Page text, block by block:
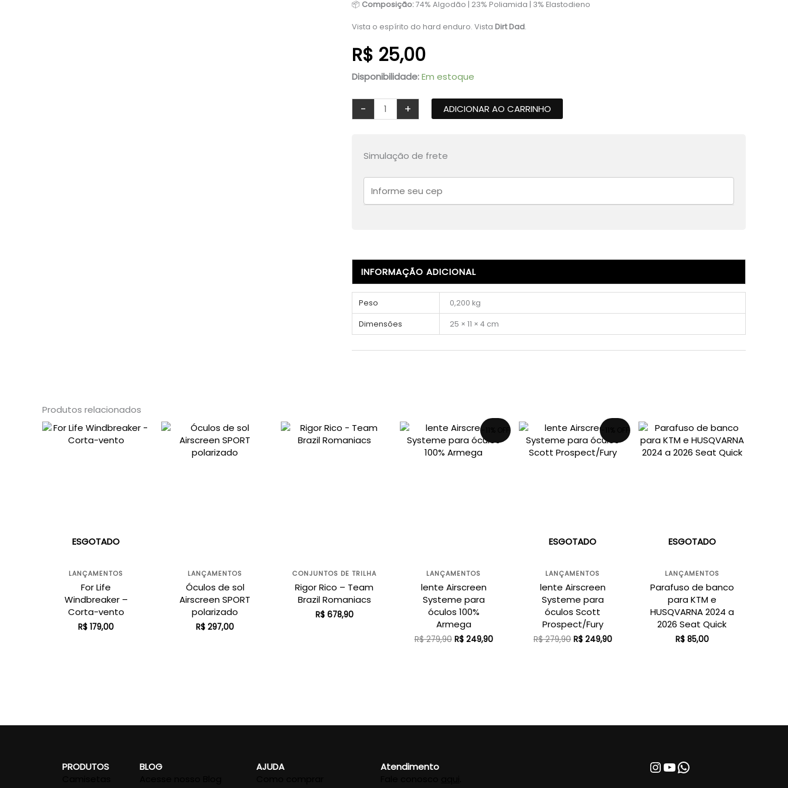
📦 Composição:74% Algodão | 23% Poliamida | 3% Elastodieno
Vista o espírito do hard enduro. Vista Dirt Dad.
R$ 25,00
Disponibilidade:Em estoque
-
Hard
Preta
Rosa
quantidade
+ ADICIONAR AO CARRINHO
Simulação de frete
INFORMAÇÃO ADICIONAL
Peso 0,200 kg
Dimensões 25 × 11 × 4 cm
Produtos relacionados
ESGOTADO
LANÇAMENTOS
For Life
Windbreaker –
Corta-vento
R$ 179,00
LANÇAMENTOS
Óculos de sol
Airscreen SPORT
polarizado
R$ 297,00
CONJUNTOS DE TRILHA
Rigor Rico – Team
Brazil Romaniacs
R$678,90
-11% OFF
LANÇAMENTOS
lente Airscreen
Systeme para
óculos 100%
Armega
R$279,90 O
R$249,90O
-11% OFF
ESGOTADO
LANÇAMENTOS
lente Airscreen
Systeme para
óculos Scott
Prospect/Fury
R$279,90 O
R$249,90O
ESGOTADO
LANÇAMENTOS
Parafuso de banco
para KTM e
HUSQVARNA 2024 a
2026 Seat Quick
R$85,00
PRODUTOS
BLOG
AJUDA
Atendimento
Instagram
Youtube
WhatsApp